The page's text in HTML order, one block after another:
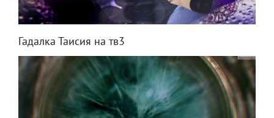
Гадалка Таисия на тв3